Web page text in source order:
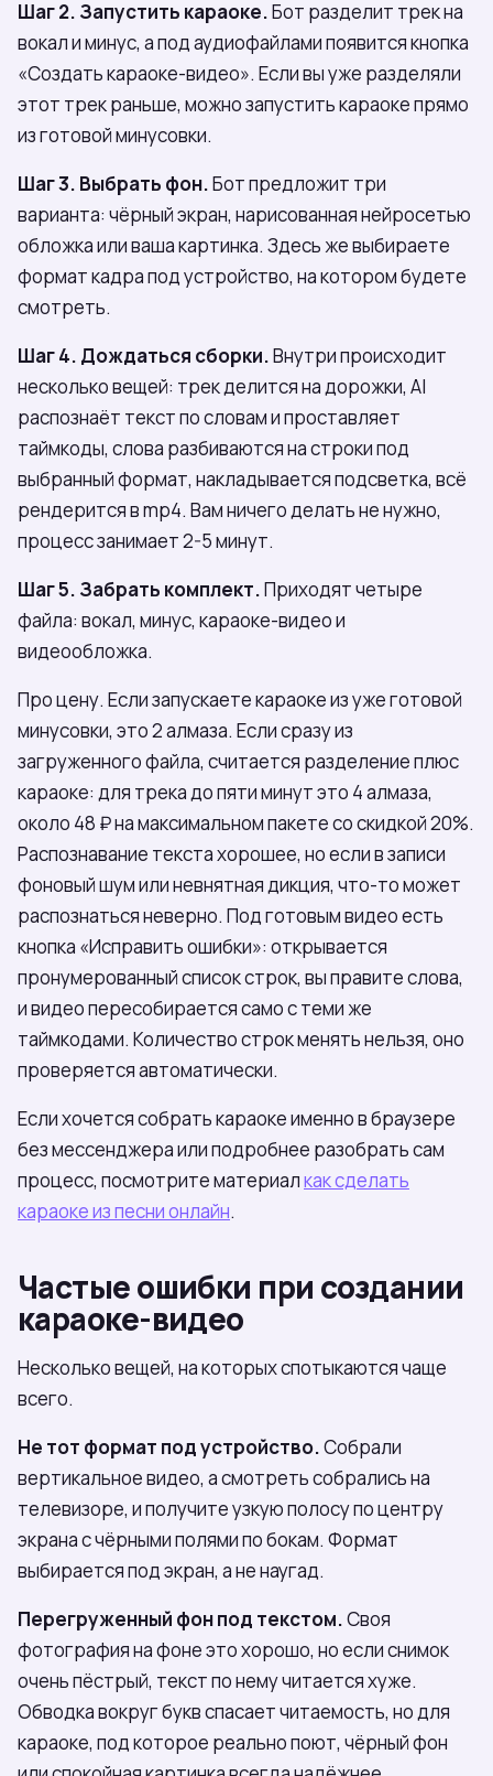
Шаг 2. Запустить караоке.Бот разделит трек на
вокал и минус, а под аудиофайлами появится кнопка
«Создать караоке-видео». Если вы уже разделяли
этот трек раньше, можно запустить караоке прямо
из готовой минусовки.
Шаг 3. Выбрать фон.Бот предложит три
варианта: чёрный экран, нарисованная нейросетью
обложка или ваша картинка. Здесь же выбираете
формат кадра под устройство, на котором будете
смотреть.
Шаг 4. Дождаться сборки.Внутри происходит
несколько вещей: трек делится на дорожки, AI
распознаёт текст по словам и проставляет
таймкоды, слова разбиваются на строки под
выбранный формат, накладывается подсветка, всё
рендерится в mp4. Вам ничего делать не нужно,
процесс занимает 2-5 минут.
Шаг 5. Забрать комплект.Приходят четыре
файла: вокал, минус, караоке-видео и
видеообложка.
Про цену. Если запускаете караоке из уже готовой
минусовки, это 2 алмаза. Если сразу из
загруженного файла, считается разделение плюс
караоке: для трека до пяти минут это 4 алмаза,
около 48 ₽ на максимальном пакете со скидкой 20%.
Распознавание текста хорошее, но если в записи
фоновый шум или невнятная дикция, что-то может
распознаться неверно. Под готовым видео есть
кнопка «Исправить ошибки»: открывается
пронумерованный список строк, вы правите слова,
и видео пересобирается само с теми же
таймкодами. Количество строк менять нельзя, оно
проверяется автоматически.
Если хочется собрать караоке именно в браузере
без мессенджера или подробнее разобрать сам
процесс, посмотрите материалкак сделать
караоке из песни онлайн.
Частые ошибки при создании
караоке-видео
Несколько вещей, на которых спотыкаются чаще
всего.
Не тот формат под устройство.Собрали
вертикальное видео, а смотреть собрались на
телевизоре, и получите узкую полосу по центру
экрана с чёрными полями по бокам. Формат
выбирается под экран, а не наугад.
Перегруженный фон под текстом.Своя
фотография на фоне это хорошо, но если снимок
очень пёстрый, текст по нему читается хуже.
Обводка вокруг букв спасает читаемость, но для
караоке, под которое реально поют, чёрный фон